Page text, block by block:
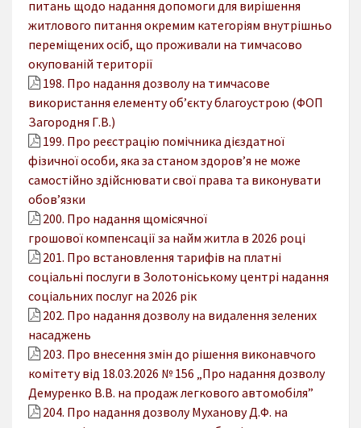
питань щодо надання допомоги для вирішення
житлового питання окремим категоріям внутрішньо
переміщених осіб, що проживали на тимчасово
окупованій території
198. Про надання дозволу на тимчасове
використання елементу об’єкту благоустрою (ФОП
Загородня Г.В.)
199. Про реєстрацію помічника дієздатної
фізичної особи, яка за станом здоров’я не може
самостійно здійснювати свої права та виконувати
обов’язки
200. Про надання щомісячної
грошової компенсації за найм житла в 2026 році
201. Про встановлення тарифів на платні
соціальні послуги в Золотоніському центрі надання
соціальних послуг на 2026 рік
202. Про надання дозволу на видалення зелених
насаджень
203. Про внесення змін до рішення виконавчого
комітету від 18.03.2026 № 156 „Про надання дозволу
Демуренко В.В. на продаж легкового автомобіля”
204. Про надання дозволу Муханову Д.Ф. на